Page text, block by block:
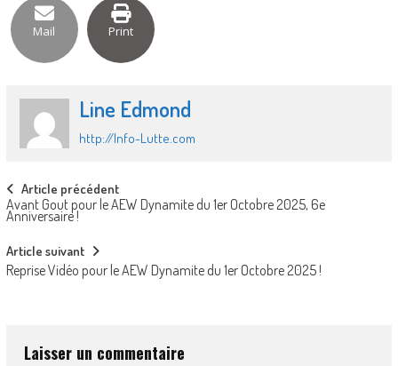
Mail Print
Line Edmond
http://Info-Lutte.com
Post
navigation
Article précédent
Avant Gout pour le AEW Dynamite du 1er Octobre 2025, 6e
Anniversaire !
Article suivant
Reprise Vidéo pour le AEW Dynamite du 1er Octobre 2025 !
Laisser un commentaire